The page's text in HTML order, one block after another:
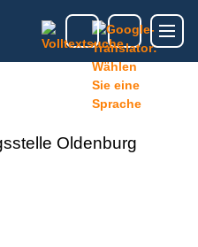
Oldenburg